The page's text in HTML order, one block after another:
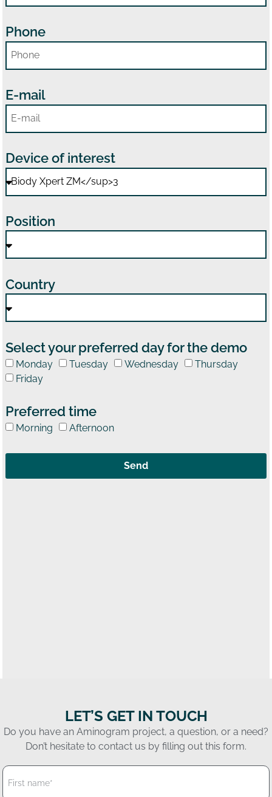
Phone
E-mail
Device of interest
Position
Country
Select your preferred day for the demo
Monday Tuesday Wednesday
Thursday
Friday
Preferred time
Morning Afternoon
Send
LET’S GET IN TOUCH
Do you have an Aminogram project, a question, or a need?
Don’t hesitate to contact us by filling out this form.